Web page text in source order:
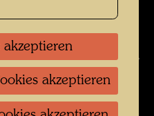
in Japan, 1999.
Rheingoldhalle, Mainz,
Lokschuppen
akzeptieren